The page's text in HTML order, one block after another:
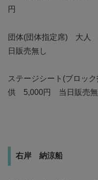
円
団体(団体指定席) 大
日販売無し
ステージシート(ブロ
供 5,000円 当日販売無
右岸 納涼船